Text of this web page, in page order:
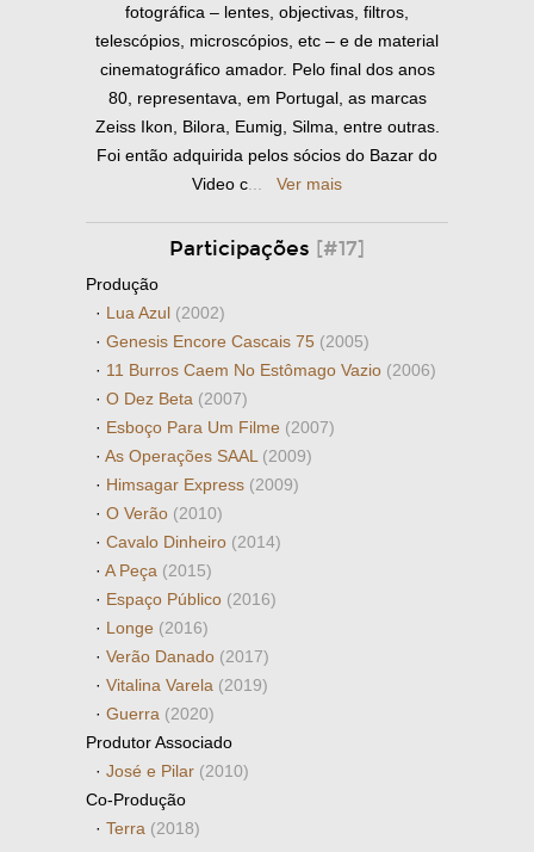
fotográfica – lentes, objectivas, filtros,
telescópios, microscópios, etc – e de material
cinematográfico amador. Pelo final dos anos
80, representava, em Portugal, as marcas
Zeiss Ikon, Bilora, Eumig, Silma, entre outras.
Foi então adquirida pelos sócios do Bazar do
Video c
Ver mais
Participações [#17]
Produção
· Lua Azul (2002)
· Genesis Encore Cascais 75 (2005)
· 11 Burros Caem No Estômago Vazio (2006)
· O Dez Beta (2007)
· Esboço Para Um Filme (2007)
· As Operações SAAL (2009)
· Himsagar Express (2009)
· O Verão (2010)
· Cavalo Dinheiro (2014)
· A Peça (2015)
· Espaço Público (2016)
· Longe (2016)
· Verão Danado (2017)
· Vitalina Varela (2019)
· Guerra (2020)
Produtor Associado
· José e Pilar (2010)
Co-Produção
· Terra (2018)